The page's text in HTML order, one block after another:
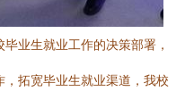
业生就业工作的决策部署，
拓宽毕业生就业渠道，我校